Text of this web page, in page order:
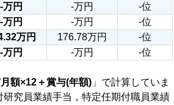
-万円 -万円 -位
-万円 -万円 -位
万円 176.78万円 -位
-万円 -万円 -位
額×12＋賞与(年額) 」で計算していま
究員業績手当，特定任期付職員業績